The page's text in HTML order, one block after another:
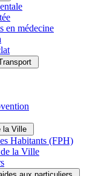
en médecine
la Ville
Habitants (FPH)
la Ville